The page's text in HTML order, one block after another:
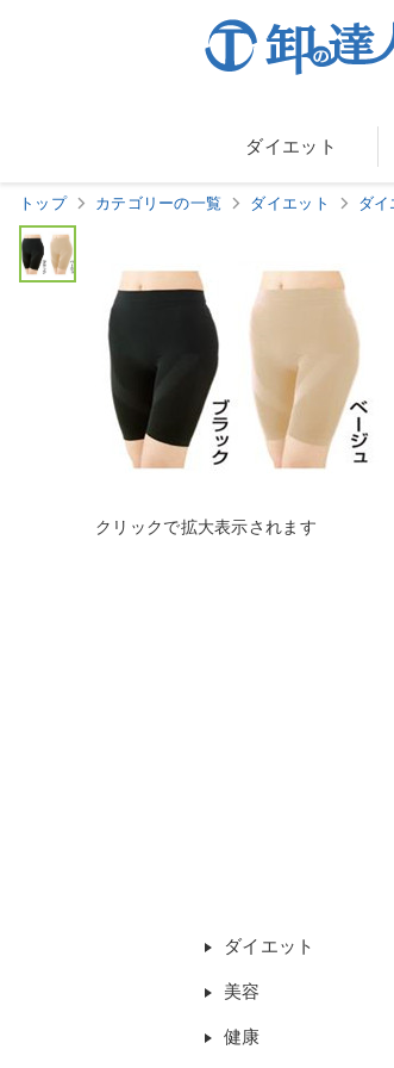
ダイエット
トップ カテゴリーの一覧 ダイエット ダイ
ダイエット
美容
健康